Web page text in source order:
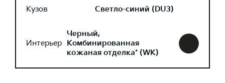
Кузов Светло-синий (DU3)
Интерьер
Черный,
Комбинированная
кожаная отделка* (WK)